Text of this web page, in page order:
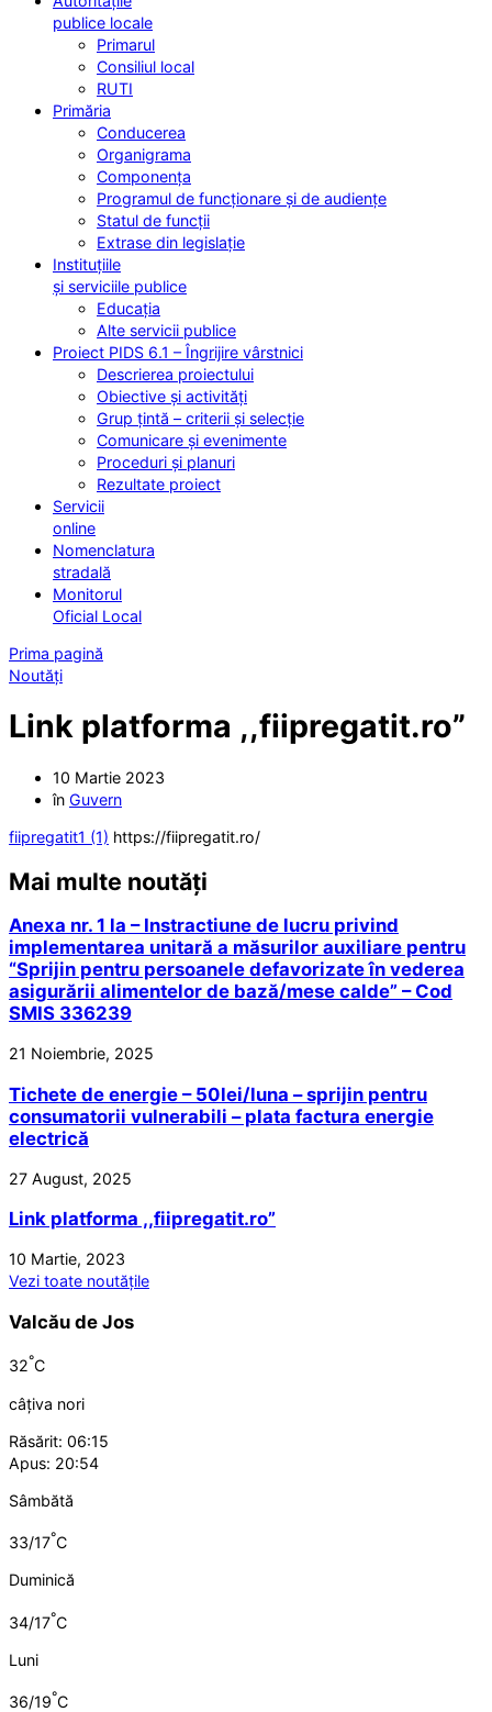
publice locale
Primarul
Consiliul local
RUTI
Primăria
Conducerea
Organigrama
Componența
Programul de funcționare și de audiențe
Statul de funcții
Extrase din legislație
Instituțiile
și serviciile publice
Educația
Alte servicii publice
Proiect PIDS 6.1 – Îngrijire vârstnici
Descrierea proiectului
Obiective și activități
Grup țintă – criterii și selecție
Comunicare și evenimente
Proceduri și planuri
Rezultate proiect
Servicii
online
Nomenclatura
stradală
Monitorul
Oficial Local
Prima pagină
Noutăți
Link platforma ,,fiipregatit.ro”
10 Martie 2023
în Guvern
fiipregatit1 (1) https://fiipregatit.ro/
Mai multe noutăți
Anexa nr. 1 la – Instractiune de lucru privind
implementarea unitară a măsurilor auxiliare pentru
“Sprijin pentru persoanele defavorizate în vederea
asigurării alimentelor de bază/mese calde” – Cod
SMIS 336239
21 Noiembrie, 2025
Tichete de energie – 50lei/luna – sprijin pentru
consumatorii vulnerabili – plata factura energie
electrică
27 August, 2025
Link platforma ,,fiipregatit.ro”
10 Martie, 2023
Vezi toate noutățile
Valcău de Jos
32°C
câțiva nori
Răsărit: 06:15
Apus: 20:54
Sâmbătă
33/17°C
Duminică
34/17°C
Luni
36/19°C